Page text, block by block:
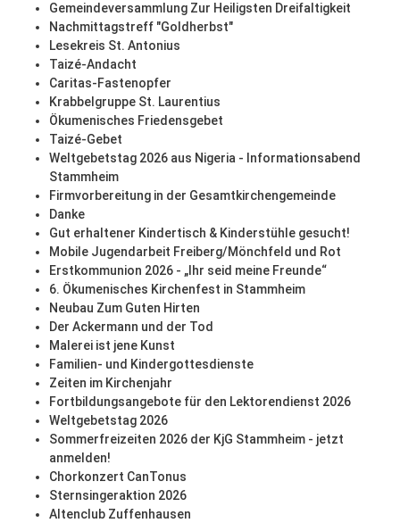
Gemeindeversammlung Zur Heiligsten Dreifaltigkeit
Nachmittagstreff "Goldherbst"
Lesekreis St. Antonius
Taizé-Andacht
Caritas-Fastenopfer
Krabbelgruppe St. Laurentius
Ökumenisches Friedensgebet
Taizé-Gebet
Weltgebetstag 2026 aus Nigeria - Informationsabend
Stammheim
Firmvorbereitung in der Gesamtkirchengemeinde
Danke
Gut erhaltener Kindertisch & Kinderstühle gesucht!
Mobile Jugendarbeit Freiberg/Mönchfeld und Rot
Erstkommunion 2026 - „Ihr seid meine Freunde“
6. Ökumenisches Kirchenfest in Stammheim
Neubau Zum Guten Hirten
Der Ackermann und der Tod
Malerei ist jene Kunst
Familien- und Kindergottesdienste
Zeiten im Kirchenjahr
Fortbildungsangebote für den Lektorendienst 2026
Weltgebetstag 2026
Sommerfreizeiten 2026 der KjG Stammheim - jetzt
anmelden!
Chorkonzert CanTonus
Sternsingeraktion 2026
Altenclub Zuffenhausen